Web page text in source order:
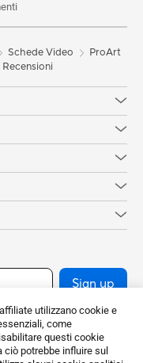
utilizzano cookie e
come
questi cookie
potrebbe influire sul
Schede Video
ProArt
Recensioni
Sign up